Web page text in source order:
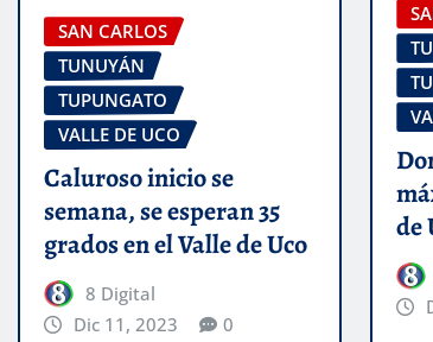
SAN CARLOS
TUNUYÁN
TUPUNGATO
VALLE DE UCO
Caluroso inicio se
semana, se esperan 35
grados en el Valle de Uco
8 Digital
Dic 11, 2023
0
de